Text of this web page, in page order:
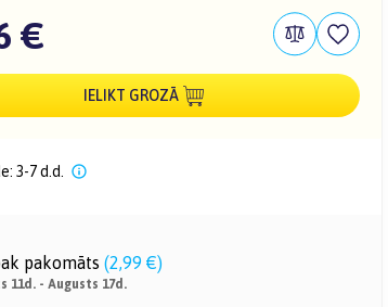
€
IELIKT GROZĀ
3-7 d.d.
pakomāts (2,99 €)
11d. - Augusts 17d.